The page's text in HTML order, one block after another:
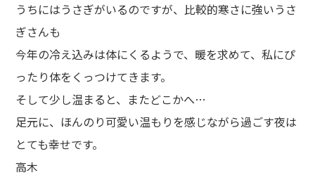
うちにはうさぎがいるのですが、比較的寒さに強いうさ
ぎさんも
今年の冷え込みは体にくるようで、暖を求めて、私にぴ
ったり体をくっつけてきます。
そして少し温まると、またどこかへ…
足元に、ほんのり可愛い温もりを感じながら過ごす夜は
とても幸せです。
高木